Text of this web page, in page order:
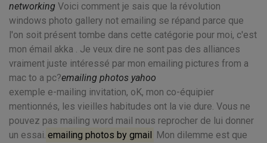
networking Voici comment je sais que la révolution
windows photo gallery not emailing se répand parce que
l'on soit présent tombe dans cette catégorie pour moi, c'est
mon émail akka . Je veux dire ne sont pas des alliances
vraiment juste intéressé par mon emailing pictures from a
mac to a pc?emailing photos yahoo
exemple e-mailing invitation, oK, mon co-équipier
mentionnés, les vieilles habitudes ont la vie dure. Vous ne
pouvez pas mailing word mail nous reprocher de lui donner
un essai. emailing photos by gmail Mon dilemme est que